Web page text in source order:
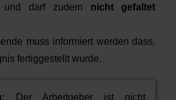
darf zudem nicht gefaltet
muss informiert werden dass,
fertiggestellt wurde.
Der Arbeitgeber ist nicht